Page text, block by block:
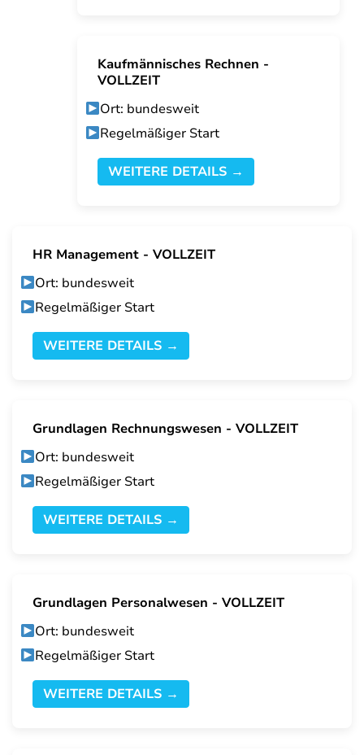
Kaufmännisches Rechnen -
VOLLZEIT
Ort: bundesweit
Regelmäßiger Start
WEITERE DETAILS →
HR Management - VOLLZEIT
Ort: bundesweit
Regelmäßiger Start
WEITERE DETAILS →
Grundlagen Rechnungswesen - VOLLZEIT
Ort: bundesweit
Regelmäßiger Start
WEITERE DETAILS →
Grundlagen Personalwesen - VOLLZEIT
Ort: bundesweit
Regelmäßiger Start
WEITERE DETAILS →